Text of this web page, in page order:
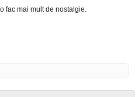
fac mai mult de nostalgie.